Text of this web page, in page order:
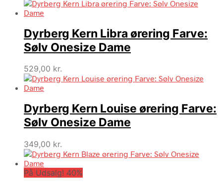
Dyrberg Kern Libra ørering Farve:
Sølv Onesize Dame
529,00 kr.
Dyrberg Kern Louise ørering Farve:
Sølv Onesize Dame
349,00 kr.
På Udsalg! 40%